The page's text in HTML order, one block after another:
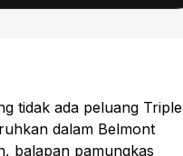
tidak ada peluang Triple
dalam Belmont
balapan pamungkas